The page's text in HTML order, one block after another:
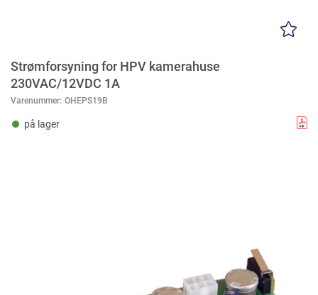
Strømforsyning for HPV kamerahuse
230VAC/12VDC 1A
Varenummer: OHEPS19B
på lager